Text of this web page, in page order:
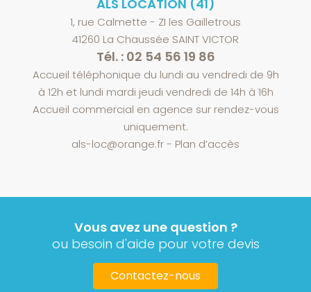
ALS LOCATION (41)
1, rue Calmette - ZI les Gailletrous
41260 La Chaussée SAINT VICTOR
Tél. : 02 54 56 19 86
Accueil téléphonique du lundi au vendredi de 9h
à 12h et lundi mardi jeudi vendredi de 14h à 16h
Accueil commercial en agence sur rendez-vous
uniquement.
als-loc@orange.fr- Plan d’accès
Vous avez une question ?
ou besoin d'aide pour votre devis
Contactez-nous